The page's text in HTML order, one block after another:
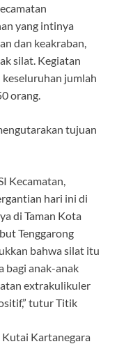
yang intinya
dan keakraban,
silat. Kegiatan
jumlah
orang.
tujuan
Kecamatan,
hari ini di
di Taman Kota
Tenggarong
bahwa silat itu
bagi anak-anak
extrakulikuler
tutur Titik
Kutai Kartanegara